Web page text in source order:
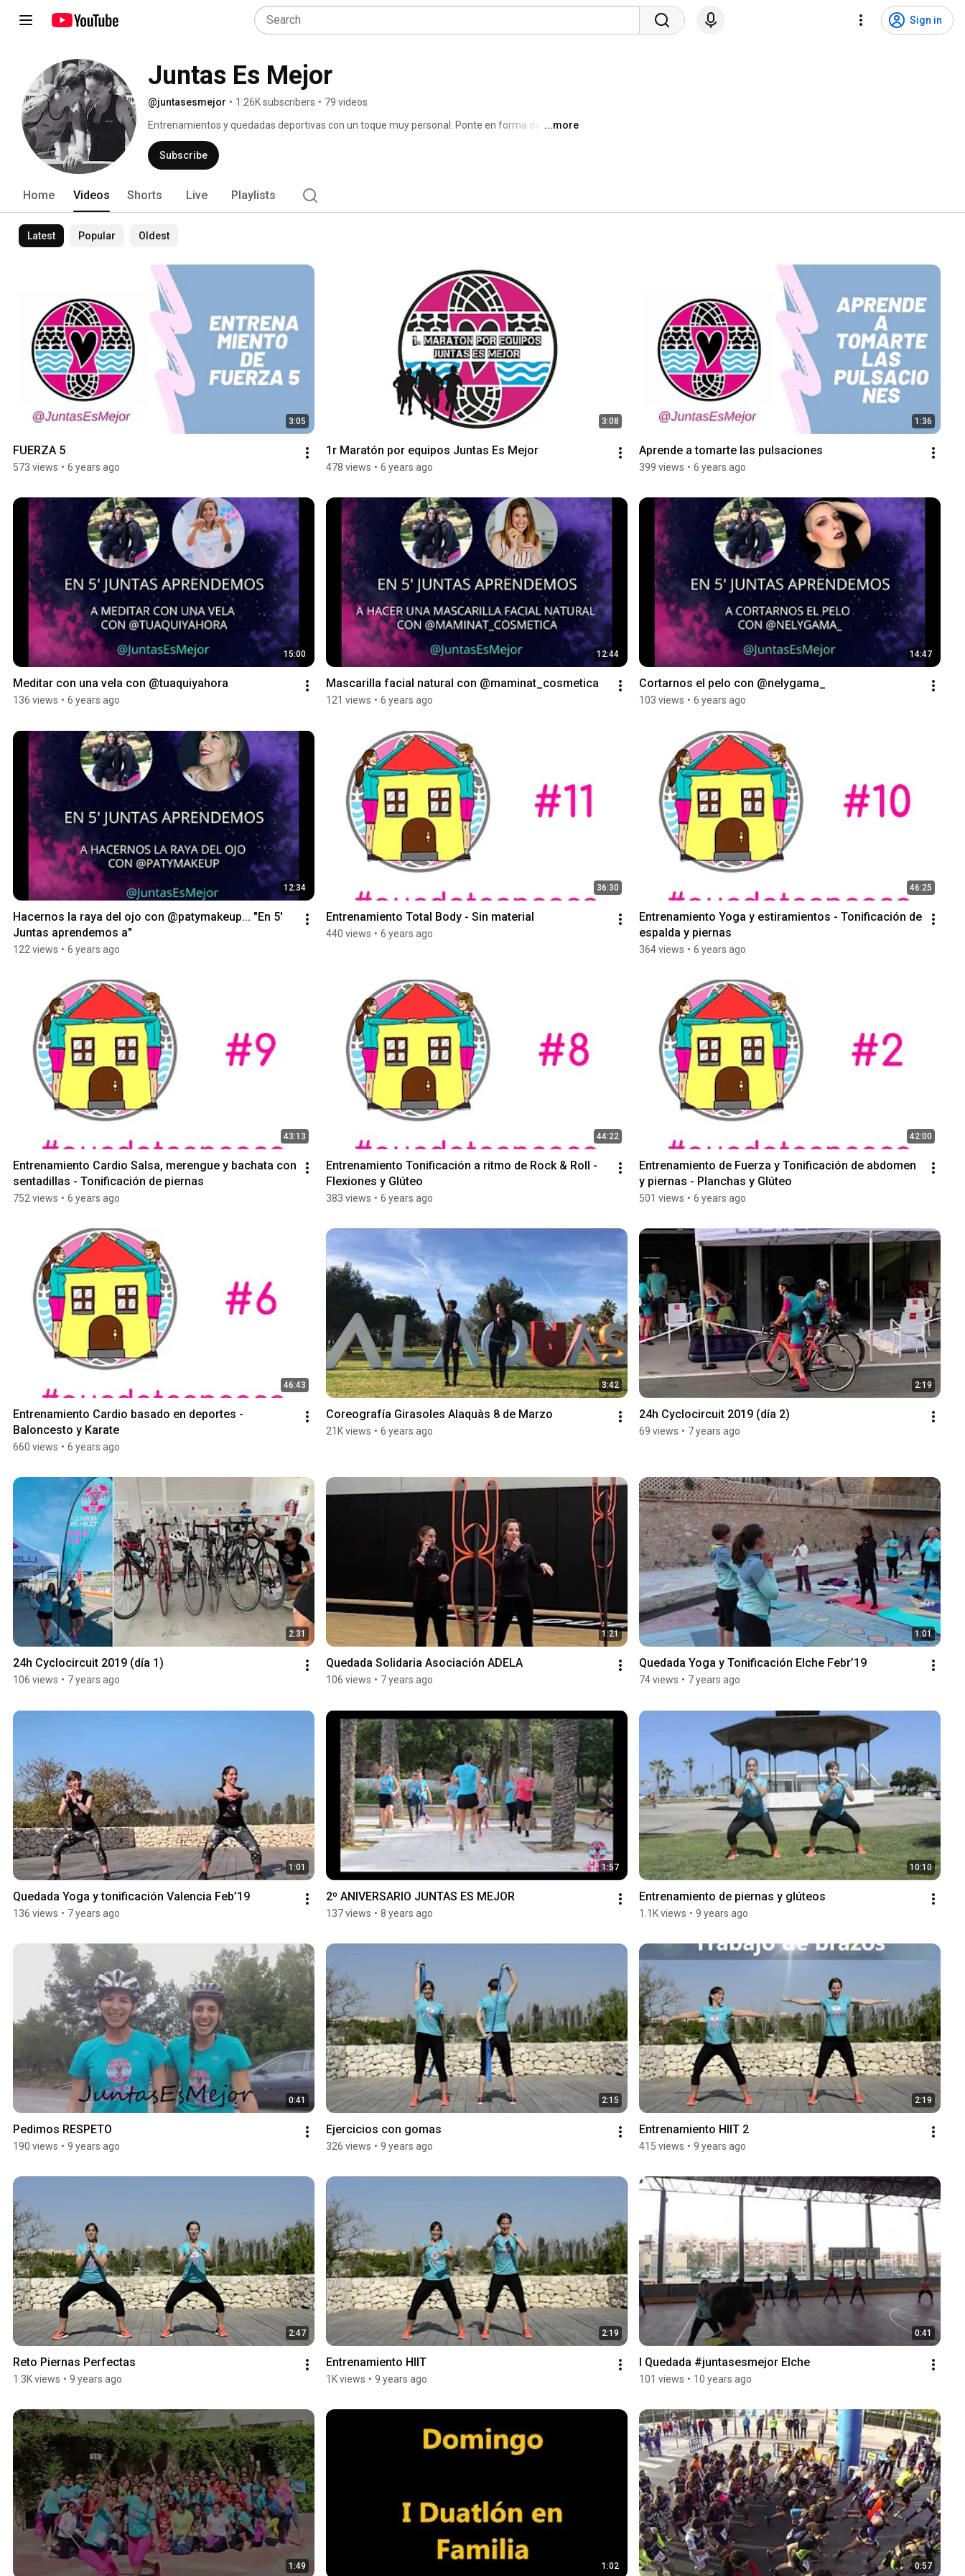
Sign in
Juntas Es Mejor
@juntasesmejor • 1.26K subscribers • 79 videos
Entrenamientos y quedadas deportivas con un toque muy personal. Ponte en forma de una
manera divertida, que nunca falte la sonrisa!!
...more
Subscribe
Home Videos Shorts Live Playlists
Latest Popular Oldest
3:05
FUERZA 5
573 views • 6 years ago
3:08
1r Maratón por equipos Juntas Es Mejor
478 views • 6 years ago
1:36
Aprende a tomarte las pulsaciones
399 views • 6 years ago
15:00
Meditar con una vela con @tuaquiyahora
136 views • 6 years ago
12:44
Mascarilla facial natural con @maminat_cosmetica
121 views • 6 years ago
14:47
Cortarnos el pelo con @nelygama_
103 views • 6 years ago
12:34
Hacernos la raya del ojo con @patymakeup... "En 5'
Juntas aprendemos a"
122 views • 6 years ago
36:30
Entrenamiento Total Body - Sin material
440 views • 6 years ago
46:25
Entrenamiento Yoga y estiramientos - Tonificación de
espalda y piernas
364 views • 6 years ago
43:13
Entrenamiento Cardio Salsa, merengue y bachata con
sentadillas - Tonificación de piernas
752 views • 6 years ago
44:22
Entrenamiento Tonificación a ritmo de Rock & Roll -
Flexiones y Glúteo
383 views • 6 years ago
42:00
Entrenamiento de Fuerza y Tonificación de abdomen
y piernas - Planchas y Glúteo
501 views • 6 years ago
46:43
Entrenamiento Cardio basado en deportes -
Baloncesto y Karate
660 views • 6 years ago
3:42
Coreografía Girasoles Alaquàs 8 de Marzo
21K views • 6 years ago
2:19
24h Cyclocircuit 2019 (día 2)
69 views • 7 years ago
2:31
24h Cyclocircuit 2019 (día 1)
106 views • 7 years ago
1:21
Quedada Solidaria Asociación ADELA
106 views • 7 years ago
1:01
Quedada Yoga y Tonificación Elche Febr’19
74 views • 7 years ago
1:01
Quedada Yoga y tonificación Valencia Feb’19
136 views • 7 years ago
1:57
2º ANIVERSARIO JUNTAS ES MEJOR
137 views • 8 years ago
10:10
Entrenamiento de piernas y glúteos
1.1K views • 9 years ago
0:41
Pedimos RESPETO
190 views • 9 years ago
2:15
Ejercicios con gomas
326 views • 9 years ago
2:19
Entrenamiento HIIT 2
415 views • 9 years ago
2:47
Reto Piernas Perfectas
1.3K views • 9 years ago
2:19
Entrenamiento HIIT
1K views • 9 years ago
0:41
I Quedada #juntasesmejor Elche
101 views • 10 years ago
1:49 1:02 0:57